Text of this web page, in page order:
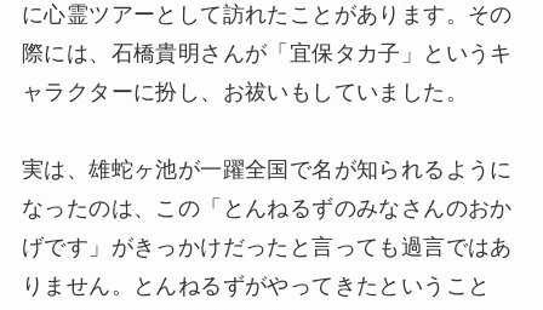
に心霊ツアーとして訪れたことがあります。その
際には、石橋貴明さんが「宜保タカ子」というキ
ャラクターに扮し、お祓いもしていました。
実は、雄蛇ヶ池が一躍全国で名が知られるように
なったのは、この「とんねるずのみなさんのおか
げです」がきっかけだったと言っても過言ではあ
りません。とんねるずがやってきたということ